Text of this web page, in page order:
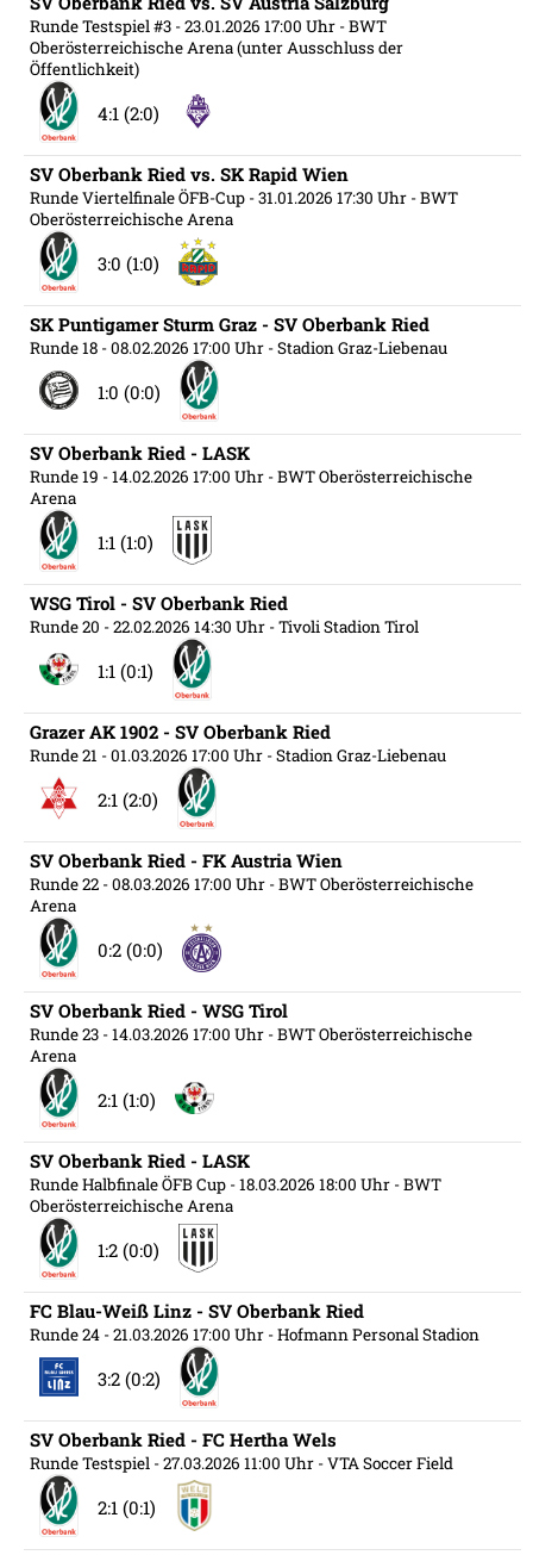
Runde Testspiel #3 - 23.01.2026 17:00 Uhr - BWT
Oberösterreichische Arena (unter Ausschluss der
Öffentlichkeit)
4:1 (2:0)
SV Oberbank Ried vs. SK Rapid Wien
Runde Viertelfinale ÖFB-Cup - 31.01.2026 17:30 Uhr - BWT
Oberösterreichische Arena
3:0 (1:0)
SK Puntigamer Sturm Graz - SV Oberbank Ried
Runde 18 - 08.02.2026 17:00 Uhr - Stadion Graz-Liebenau
1:0 (0:0)
SV Oberbank Ried - LASK
Runde 19 - 14.02.2026 17:00 Uhr - BWT Oberösterreichische
Arena
1:1 (1:0)
WSG Tirol - SV Oberbank Ried
Runde 20 - 22.02.2026 14:30 Uhr - Tivoli Stadion Tirol
1:1 (0:1)
Grazer AK 1902 - SV Oberbank Ried
Runde 21 - 01.03.2026 17:00 Uhr - Stadion Graz-Liebenau
2:1 (2:0)
SV Oberbank Ried - FK Austria Wien
Runde 22 - 08.03.2026 17:00 Uhr - BWT Oberösterreichische
Arena
0:2 (0:0)
SV Oberbank Ried - WSG Tirol
Runde 23 - 14.03.2026 17:00 Uhr - BWT Oberösterreichische
Arena
2:1 (1:0)
SV Oberbank Ried - LASK
Runde Halbfinale ÖFB Cup - 18.03.2026 18:00 Uhr - BWT
Oberösterreichische Arena
1:2 (0:0)
FC Blau-Weiß Linz - SV Oberbank Ried
Runde 24 - 21.03.2026 17:00 Uhr - Hofmann Personal Stadion
3:2 (0:2)
SV Oberbank Ried - FC Hertha Wels
Runde Testspiel - 27.03.2026 11:00 Uhr - VTA Soccer Field
2:1 (0:1)